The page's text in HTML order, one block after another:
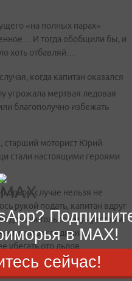
«на полных парах»
И тогда обобщили бы, и
хоть отбавляй…
когда капитан оказался
угрожала мертвая ледовая
благополучно избежать
старший моторист Юрий
стали настоящими героями
одном случае нельзя не
рукой подать, капитан вдруг
только ему чувством
экспедиции,
ото льдов…
- и тогда уж точно им ничто
в MAX!
сейчас!